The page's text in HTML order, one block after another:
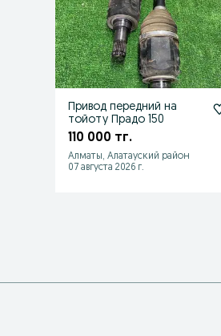
Привод передний на
тойоту Прадо 150
110 000 тг.
Алматы, Алатауский район
07 августа 2026 г.